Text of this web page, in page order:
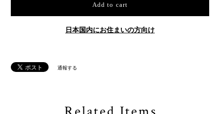
Add to cart
日本国内にお住まいの方向け
通報する